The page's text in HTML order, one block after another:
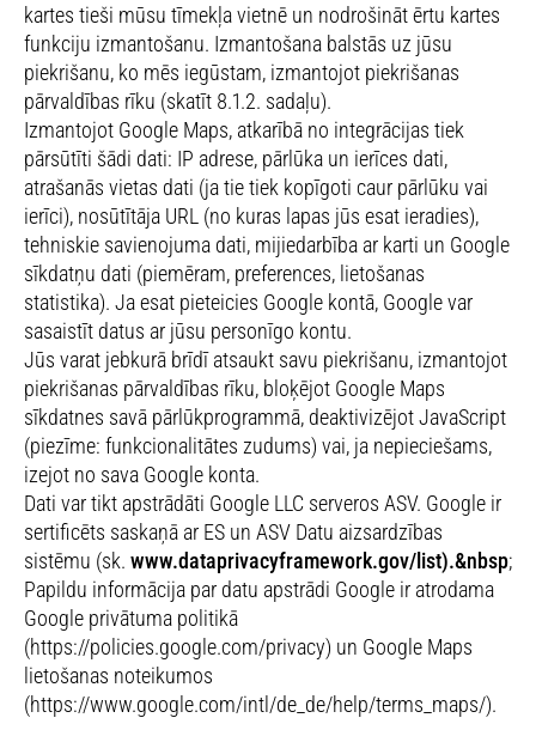
kartes tieši mūsu tīmekļa vietnē un nodrošināt ērtu kartes
funkciju izmantošanu. Izmantošana balstās uz jūsu
piekrišanu, ko mēs iegūstam, izmantojot piekrišanas
pārvaldības rīku (skatīt 8.1.2. sadaļu).
Izmantojot Google Maps, atkarībā no integrācijas tiek
pārsūtīti šādi dati: IP adrese, pārlūka un ierīces dati,
atrašanās vietas dati (ja tie tiek kopīgoti caur pārlūku vai
ierīci), nosūtītāja URL (no kuras lapas jūs esat ieradies),
tehniskie savienojuma dati, mijiedarbība ar karti un Google
sīkdatņu dati (piemēram, preferences, lietošanas
statistika). Ja esat pieteicies Google kontā, Google var
sasaistīt datus ar jūsu personīgo kontu.
Jūs varat jebkurā brīdī atsaukt savu piekrišanu, izmantojot
piekrišanas pārvaldības rīku, bloķējot Google Maps
sīkdatnes savā pārlūkprogrammā, deaktivizējot JavaScript
(piezīme: funkcionalitātes zudums) vai, ja nepieciešams,
izejot no sava Google konta.
Dati var tikt apstrādāti Google LLC serveros ASV. Google ir
sertificēts saskaņā ar ES un ASV Datu aizsardzības
sistēmu (sk. www.dataprivacyframework.gov/list).&nbsp;
Papildu informācija par datu apstrādi Google ir atrodama
Google privātuma politikā
(https://policies.google.com/privacy) un Google Maps
lietošanas noteikumos
(https://www.google.com/intl/de_de/help/terms_maps/).